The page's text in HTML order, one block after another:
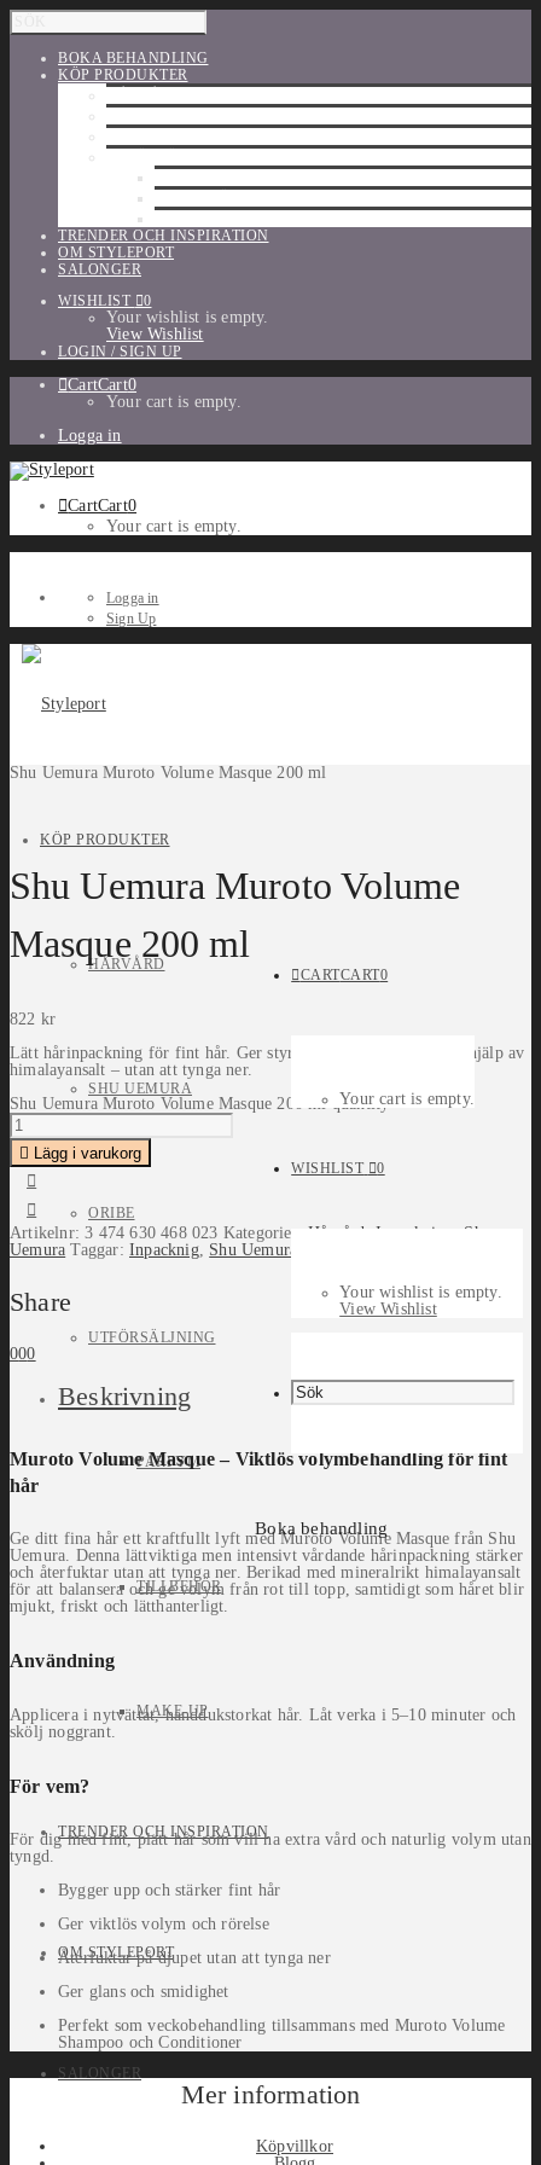
BOKA BEHANDLING
KÖP PRODUKTER
TRENDER OCH INSPIRATION
OM STYLEPORT
SALONGER
WISHLIST
0
Your wishlist is empty.
View Wishlist
LOGIN / SIGN UP
CartCart0
Your cart is empty.
Logga in
CartCart0
Your cart is empty.
Logga in
Sign Up
KÖP PRODUKTER
HÅRVÅRD
SHU UEMURA
ORIBE
UTFÖRSÄLJNING
PARFYM
TILLBEHÖR
MAKE-UP
TRENDER OCH INSPIRATION
OM STYLEPORT
SALONGER
CARTCART0
Your cart is empty.
WISHLIST 0
Your wishlist is empty.
View Wishlist
Boka behandling
Shu Uemura Muroto Volume Masque 200 ml
Shu Uemura Muroto Volume
Masque 200 ml
822 kr
Lätt hårinpackning för fint hår. Ger styrka, fukt och volym med hjälp av
himalayansalt – utan att tynga ner.
Shu Uemura Muroto Volume Masque 200 ml quantity
Lägg i varukorg
Artikelnr:3 474 630 468 023 Kategorier:Hårvård ,Inpackning
Shu
Uemura Taggar:Inpacknig, Shu Uemura
Share
000
Beskrivning
Muroto Volume Masque – Viktlös volymbehandling för fint
hår
Ge ditt fina hår ett kraftfullt lyft med Muroto Volume Masque från Shu
Uemura. Denna lättviktiga men intensivt vårdande hårinpackning stärker
och återfuktar utan att tynga ner. Berikad med mineralrikt himalayansalt
för att balansera och ge volym från rot till topp, samtidigt som håret blir
mjukt, friskt och lätthanterligt.
Användning
Applicera i nytvättat, handdukstorkat hår. Låt verka i 5–10 minuter och
skölj noggrant.
För vem?
För dig med fint, platt hår som vill ha extra vård och naturlig volym utan
tyngd.
Bygger upp och stärker fint hår
Ger viktlös volym och rörelse
Återfuktar på djupet utan att tynga ner
Ger glans och smidighet
Perfekt som veckobehandling tillsammans med Muroto Volume
Shampoo och Conditioner
Mer information
Köpvillkor